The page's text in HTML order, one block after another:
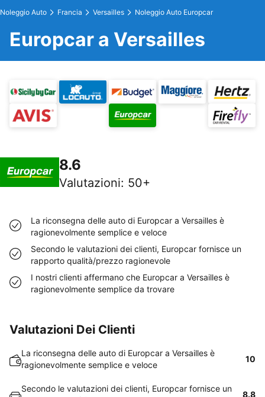
Noleggio Auto Francia Versailles Noleggio Auto Europcar
Europcar a Versailles
8.6
Valutazioni: 50+
La riconsegna delle auto di Europcar a Versailles è
ragionevolmente semplice e veloce
Secondo le valutazioni dei clienti, Europcar fornisce un
rapporto qualità/prezzo ragionevole
I nostri clienti affermano che Europcar a Versailles è
ragionevolmente semplice da trovare
Valutazioni Dei Clienti
La riconsegna delle auto di Europcar a Versailles è
ragionevolmente semplice e veloce
10
Secondo le valutazioni dei clienti, Europcar fornisce un
8.8